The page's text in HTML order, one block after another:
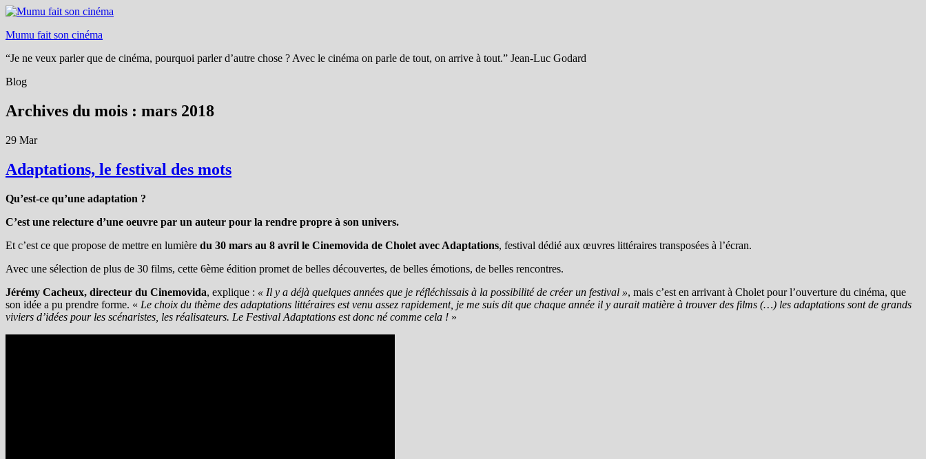
Mumu fait son cinéma
“Je ne veux parler que de cinéma, pourquoi parler d’autre chose ? Avec le cinéma on parle de tout, on arrive à tout.” Jean-Luc Godard
Blog
Archives du mois : mars 2018
29 Mar
Adaptations, le festival des mots
Qu’est-ce qu’une adaptation ?
C’est une relecture d’une oeuvre par un auteur pour la rendre propre à son univers.
Et c’est ce que propose de mettre en lumière du 30 mars au 8 avril le Cinemovida de Cholet avec Adaptations, festival dédié aux œuvres littéraires transposées à l’écran.
Avec une sélection de plus de 30 films, cette 6ème édition promet de belles découvertes, de belles émotions, de belles rencontres.
Jérémy Cacheux, directeur du Cinemovida, explique : « Il y a déjà quelques années que je réfléchissais à la possibilité de créer un festival », mais c’est en arrivant à Cholet pour l’ouverture du cinéma, que
son idée a pu prendre forme. « Le choix du thème des adaptations littéraires est venu assez rapidement, je me suis dit que chaque année il y aurait matière à trouver des films (…) les adaptations sont de grands
viviers d’idées pour les scénaristes, les réalisateurs. Le Festival Adaptations est donc né comme cela ! »